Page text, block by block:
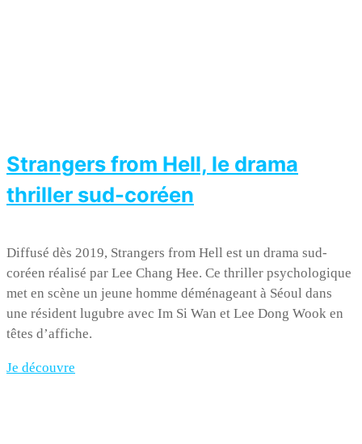
Strangers from Hell, le drama
thriller sud-coréen
Diffusé dès 2019, Strangers from Hell est un drama sud-
coréen réalisé par Lee Chang Hee. Ce thriller psychologique
met en scène un jeune homme déménageant à Séoul dans
une résident lugubre avec Im Si Wan et Lee Dong Wook en
têtes d’affiche.
Je découvre